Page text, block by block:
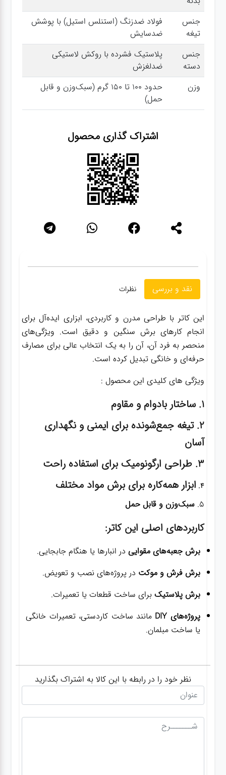
باتری ها
پمپ
تجهیزات
کمپ
جنس
تیغه
فولاد ضدزنگ (استنلس استیل) با پوشش
ضدسایش
جنس
دسته
پلاستیک فشرده با روکش لاستیکی
ضدلغزش
وزن
حدود ۱۰۰ تا ۱۵۰ گرم (سبک‌وزن و قابل
حمل)
اشتراک گذاری محصول
نقد و بررسی نظرات
این کاتر با طراحی مدرن و کاربردی، ابزاری ایده‌آل برای
انجام کارهای برش سنگین و دقیق است. ویژگی‌های
منحصر به فرد آن، آن را به یک انتخاب عالی برای مصارف
حرفه‌ای و خانگی تبدیل کرده است.
ویژگی های کلیدی این محصول :
۱. ساختار بادوام و مقاوم
۲. تیغه جمع‌شونده برای ایمنی و نگهداری
آسان
۳. طراحی ارگونومیک برای استفاده راحت
۴. ابزار همه‌کاره برای برش مواد مختلف
۵. سبک‌وزن و قابل حمل
کاربردهای اصلی این کاتر:
برش جعبه‌های مقوایی در انبارها یا هنگام جابجایی.
برش فرش و موکت در پروژه‌های نصب و تعویض.
برش پلاستیکبرای ساخت قطعات یا تعمیرات.
پروژه‌های DIY
مانند ساخت کاردستی، تعمیرات خانگی
یا ساخت مبلمان.
نظر خود را در رابطه با این کالا به اشتراک بگذارید